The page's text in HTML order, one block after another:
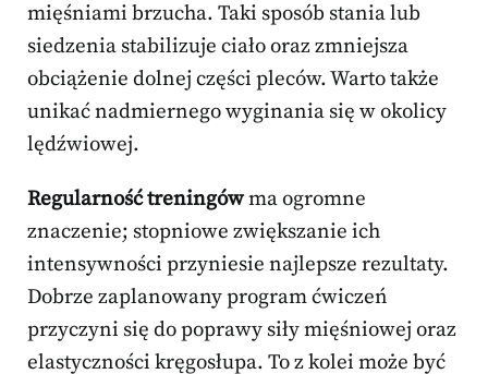
mięśniami brzucha. Taki sposób stania lub
siedzenia stabilizuje ciało oraz zmniejsza
obciążenie dolnej części pleców. Warto także
unikać nadmiernego wyginania się w okolicy
lędźwiowej.
Regularność treningówma ogromne
znaczenie; stopniowe zwiększanie ich
intensywności przyniesie najlepsze rezultaty.
Dobrze zaplanowany program ćwiczeń
przyczyni się do poprawy siły mięśniowej oraz
elastyczności kręgosłupa. To z kolei może być